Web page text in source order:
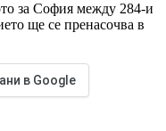
за София между 284-и
ще се пренасочва в
в Google